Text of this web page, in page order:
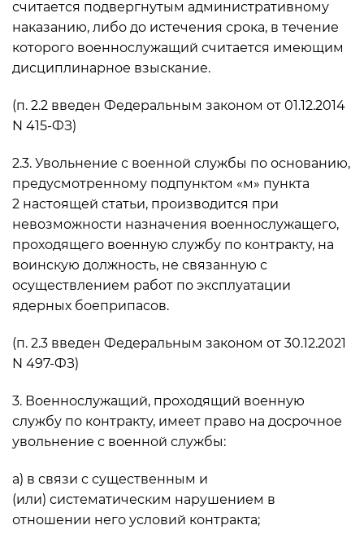
считается подвергнутым административному
наказанию, либо до истечения срока, в течение
которого военнослужащий считается имеющим
дисциплинарное взыскание.
(п. 2.2 введен Федеральным законом от 01.12.2014
N 415-ФЗ)
2.3. Увольнение с военной службы по основанию,
предусмотренному подпунктом «м» пункта
2 настоящей статьи, производится при
невозможности назначения военнослужащего,
проходящего военную службу по контракту, на
воинскую должность, не связанную с
осуществлением работ по эксплуатации
ядерных боеприпасов.
(п. 2.3 введен Федеральным законом от 30.12.2021
N 497-ФЗ)
3. Военнослужащий, проходящий военную
службу по контракту, имеет право на досрочное
увольнение с военной службы:
а) в связи с существенным и
(или) систематическим нарушением в
отношении него условий контракта;